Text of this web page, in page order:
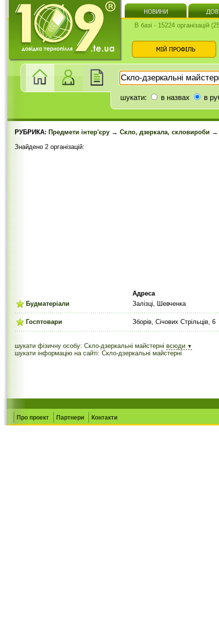
В базі - 15224 організацій
шукати: в назвах в
РУБРИКА: Предмети інтер'єру → Скло, дзеркала, скловироби →
Знайдено 2 організацій:
Адреса
Будматеріали
Залізці, Шевченка
Госптовари Зборів, Січових Стрільців, 6
шукати фізичну особу: Скло-дзеркальні майстерні всюди ▼
шукати інформацію на сайті: Скло-дзеркальні майстерні
Про проект Партнери Контакти